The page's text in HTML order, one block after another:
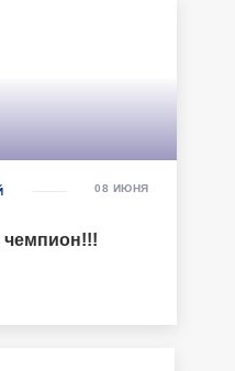
чемпион!!!
08 ИЮНЯ